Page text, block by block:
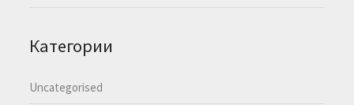
Категории
Uncategorised